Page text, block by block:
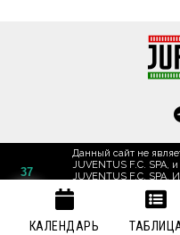
Данный сайт не
JUVENTUS F.C. SPA,
JUVENTUS F.C. SPA.
товарные знаки
футбольному клубу
Основан в 2002 году.
37
КАЛЕНДАРЬ